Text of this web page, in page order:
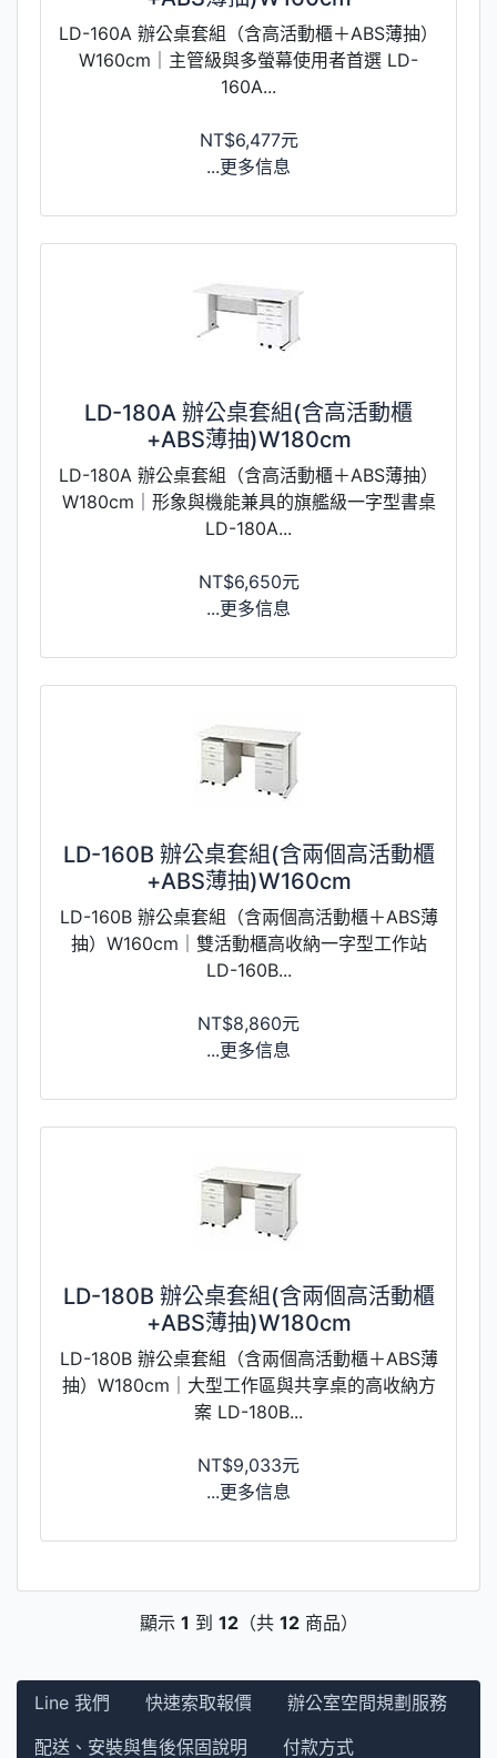
LD-160A 辦公桌套組（含高活動櫃＋ABS薄抽）
W160cm｜主管級與多螢幕使用者首選 LD-
160A...
NT$6,477元
...更多信息
LD-180A 辦公桌套組(含高活動櫃
+ABS薄抽)W180cm
LD-180A 辦公桌套組（含高活動櫃＋ABS薄抽）
W180cm｜形象與機能兼具的旗艦級一字型書桌
LD-180A...
NT$6,650元
...更多信息
LD-160B 辦公桌套組(含兩個高活動櫃
+ABS薄抽)W160cm
LD-160B 辦公桌套組（含兩個高活動櫃＋ABS薄
抽）W160cm｜雙活動櫃高收納一字型工作站
LD-160B...
NT$8,860元
...更多信息
LD-180B 辦公桌套組(含兩個高活動櫃
+ABS薄抽)W180cm
LD-180B 辦公桌套組（含兩個高活動櫃＋ABS薄
抽）W180cm｜大型工作區與共享桌的高收納方
案 LD-180B...
NT$9,033元
...更多信息
顯示 1 到 12（共 12商品）
Line 我們 快速索取報價
辦公室空間規劃服務
配送、安裝與售後保固說明
付款方式